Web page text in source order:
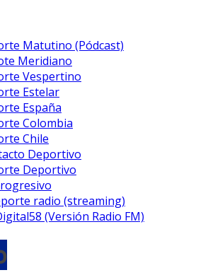
Matutino (Pódcast)
Meridiano
Vespertino
Estelar
España
Colombia
Chile
Deportivo
Deportivo
radio (streaming)
(Versión Radio FM)